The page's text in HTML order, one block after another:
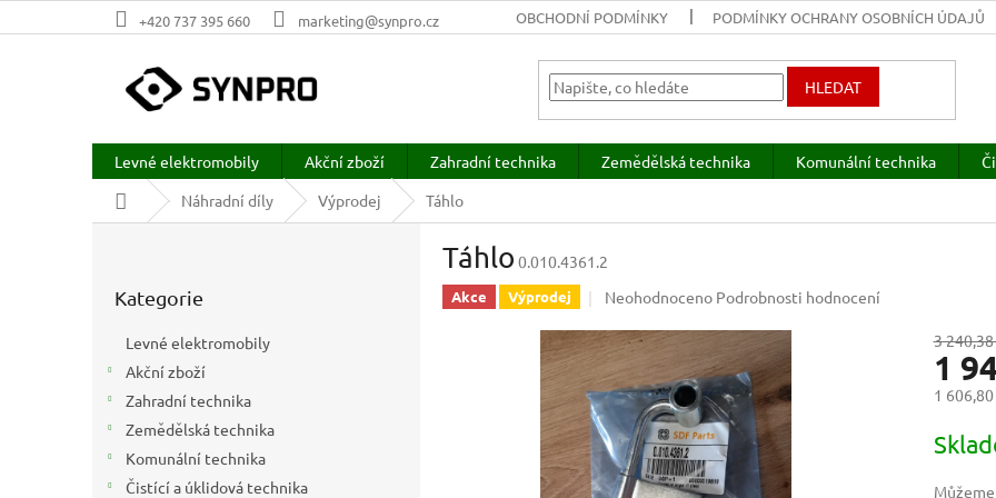
na
+420 737 395 660 marketing@synpro.cz OBCHODNÍ PODMÍNKY PODMÍNKY OCHRANY OSOBNÍCH ÚDAJŮ
HLEDAT
Levné elektromobily Akční zboží Zahradní technika Zemědělská technika Komunální technika
Domů
Náhradní díly Výprodej Táhlo
kategorie
Kategorie
Levné elektromobily
Akční zboží
Zahradní technika
Zemědělská technika
Komunální technika
Čistící a úklidová technika
Táhlo 0.010.4361.2
Akce Výprodej
Průměrné
produktu
je
0,0
z
5
hvězdiček.
Neohodnoceno Podrobnosti hodnocení
3 240,38
1
1
cena: